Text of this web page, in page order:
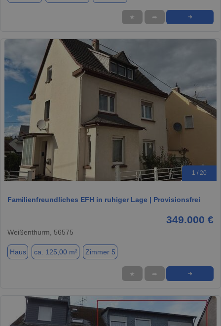
★ ➦ ➜
1 / 20
Familienfreundliches EFH in ruhiger Lage | Provisionsfrei
349.000 €
Weißenthurm, 56575
Haus ca. 125,00 m² Zimmer 5
★ ➦ ➜